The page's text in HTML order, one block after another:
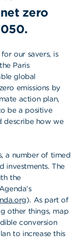
zero
our savers, is
Paris
global
emissions by
action plan,
be a positive
describe how we
a number of timed
investments. The
the
). As part of
other things, map
conversion
to increase this